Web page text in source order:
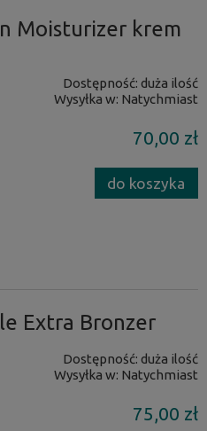
Moisturizer krem
Dostępność: duża ilość
Wysyłka w: Natychmiast
70,00 zł
do koszyka
Extra Bronzer
Dostępność: duża ilość
Wysyłka w: Natychmiast
75,00 zł